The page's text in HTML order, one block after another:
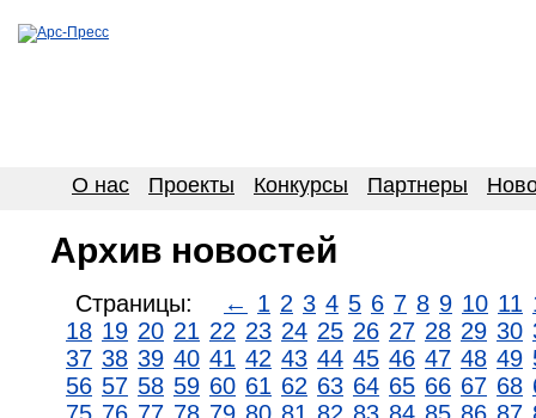
О нас Проекты Конкурсы Партнеры
Архив новостей
Страницы: ← 1 2 3 4 5 6 7 8 9 10 11
18 19 20 21 22 23 24 25 26 27 28 29 30
37 38 39 40 41 42 43 44 45 46 47 48 49
56 57 58 59 60 61 62 63 64 65 66 67 68